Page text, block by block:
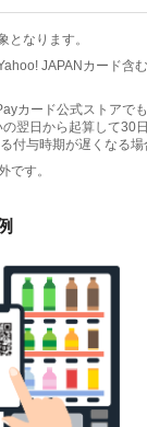
なります。
JAPANカード含
カード公式ストアで
翌日から起算して30
付与時期が遅くなる場
です。